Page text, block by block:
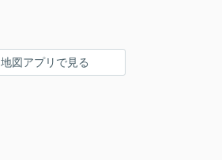
地図アプリで見る